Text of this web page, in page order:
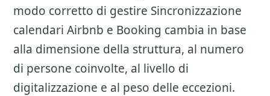
modo corretto di gestire Sincronizzazione
calendari Airbnb e Booking cambia in base
alla dimensione della struttura, al numero
di persone coinvolte, al livello di
digitalizzazione e al peso delle eccezioni.